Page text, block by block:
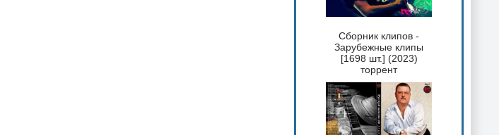
Сборник клипов -
Зарубежные клипы
[1698 шт.] (2023)
торрент